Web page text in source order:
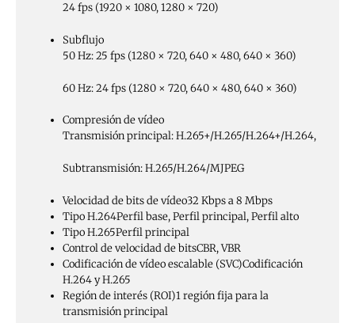
24 fps (1920 × 1080, 1280 × 720)
Subflujo
50 Hz: 25 fps (1280 × 720, 640 × 480, 640 × 360)
60 Hz: 24 fps (1280 × 720, 640 × 480, 640 × 360)
Compresión de vídeo
Transmisión principal: H.265+/H.265/H.264+/H.264,
Subtransmisión: H.265/H.264/MJPEG
Velocidad de bits de vídeo32 Kbps a 8 Mbps
Tipo H.264Perfil base, Perfil principal, Perfil alto
Tipo H.265Perfil principal
Control de velocidad de bitsCBR, VBR
Codificación de vídeo escalable (SVC)Codificación
H.264 y H.265
Región de interés (ROI)1 región fija para la
transmisión principal